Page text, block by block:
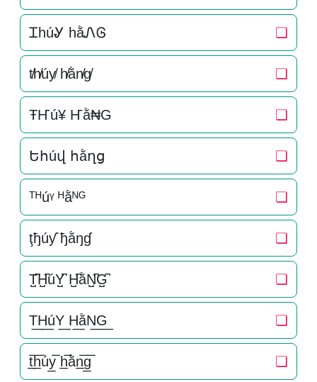
ᏆhúᎽ hằᏁᎶ ❏
t̸h̸úy̸ h̸ằn̸g̸ ❏
ŦҤú¥ Ҥằ₦G ❏
Եհúվ հằղց ❏
ᵀᴴúᵞ ᴴằᴺᴳ ❏
ţђúƴ ђằŋɠ ❏
T̺͆H̺͆úY̺͆ H̺͆ằN̺͆G̺͆ ❏
T͟H͟úY͟ H͟ằN͟G͟ ❏
t̲̅h̲̅úy̲̅ h̲̅ằn̲̅g̲̅ ❏